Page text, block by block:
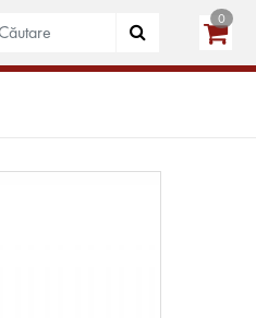
JURIDICE
CREEAZĂ CONT
0